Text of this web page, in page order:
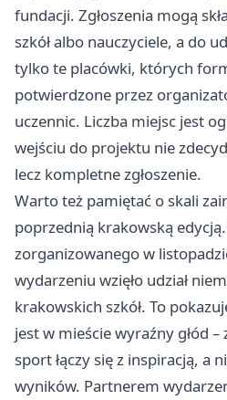
fundacji. Zgłoszenia mogą
szkół albo nauczyciele, a do
tylko te placówki, których
potwierdzone przez
uczennic. Liczba miejsc jest
wejściu do projektu nie
lecz kompletne zgłoszenie.
Warto też pamiętać o skali
poprzednią krakowską
zorganizowanego w
wydarzeniu wzięło udział
krakowskich szkół. To
jest w mieście wyraźny głód –
sport łączy się z inspiracją, a
wyników. Partnerem